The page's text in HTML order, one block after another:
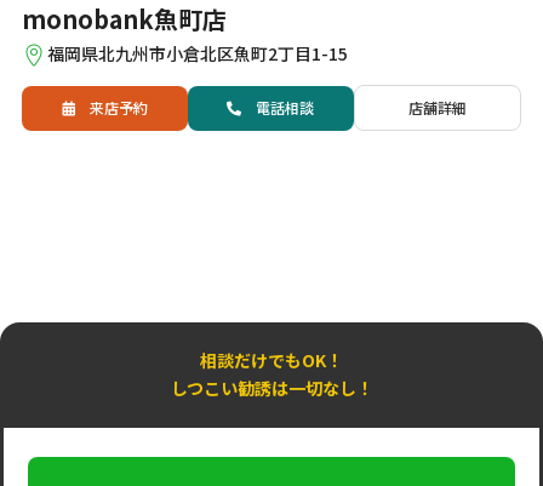
monobank魚町店
福岡県北九州市小倉北区魚町2丁目1-15
来店予約 電話相談 店舗詳細
相談だけでもOK！
しつこい勧誘は一切なし！